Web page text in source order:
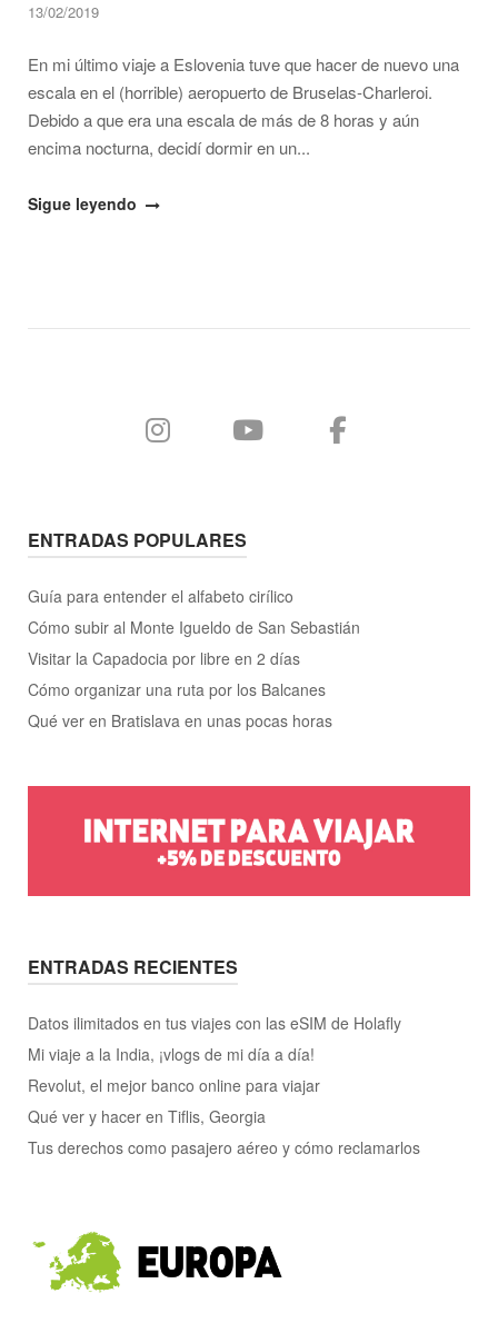
13/02/2019
En mi último viaje a Eslovenia tuve que hacer de nuevo una
escala en el (horrible) aeropuerto de Bruselas-Charleroi.
Debido a que era una escala de más de 8 horas y aún
encima nocturna, decidí dormir en un...
"Cómo
viceversa"
Sigue leyendo
ENTRADAS POPULARES
Guía para entender el alfabeto cirílico
Cómo subir al Monte Igueldo de San Sebastián
Visitar la Capadocia por libre en 2 días
Cómo organizar una ruta por los Balcanes
Qué ver en Bratislava en unas pocas horas
ENTRADAS RECIENTES
Datos ilimitados en tus viajes con las eSIM de Holafly
Mi viaje a la India, ¡vlogs de mi día a día!
Revolut, el mejor banco online para viajar
Qué ver y hacer en Tiflis, Georgia
Tus derechos como pasajero aéreo y cómo reclamarlos